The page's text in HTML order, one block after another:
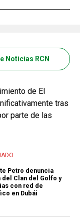
Noticias RCN
de El
tras
parte de las
Petro denuncia
del Clan del Golfo y
con red de
en Dubái